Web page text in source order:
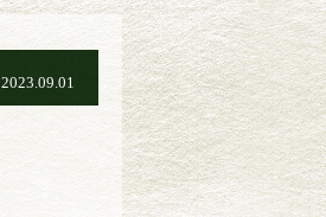
2023.09.01